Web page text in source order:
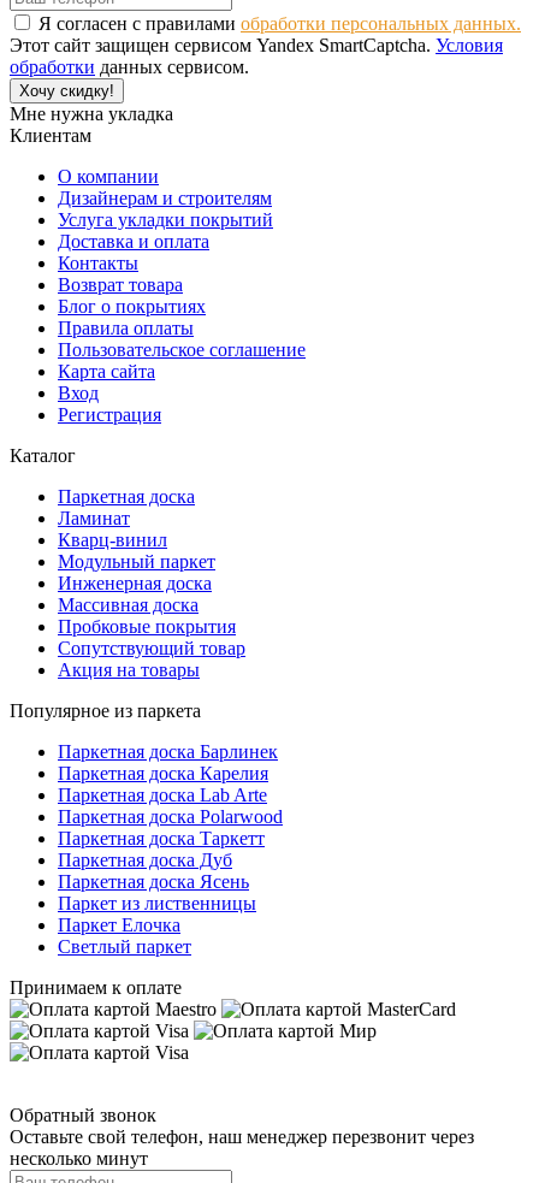
Я согласен с правилами обработки персональных данных.
Этот сайт защищен сервисом Yandex SmartCaptcha. Условия
обработки данных сервисом.
Хочу скидку!
Мне нужна укладка
Клиентам
О компании
Дизайнерам и строителям
Услуга укладки покрытий
Доставка и оплата
Контакты
Возврат товара
Блог о покрытиях
Правила оплаты
Пользовательское соглашение
Карта сайта
Вход
Регистрация
Каталог
Паркетная доска
Ламинат
Кварц-винил
Модульный паркет
Инженерная доска
Массивная доска
Пробковые покрытия
Сопутствующий товар
Акция на товары
Популярное из паркета
Паркетная доска Барлинек
Паркетная доска Карелия
Паркетная доска Lab Arte
Паркетная доска Polarwood
Паркетная доска Таркетт
Паркетная доска Дуб
Паркетная доска Ясень
Паркет из лиственницы
Паркет Елочка
Светлый паркет
Принимаем к оплате
Обратный звонок
Оставьте свой телефон, наш менеджер перезвонит через
несколько минут